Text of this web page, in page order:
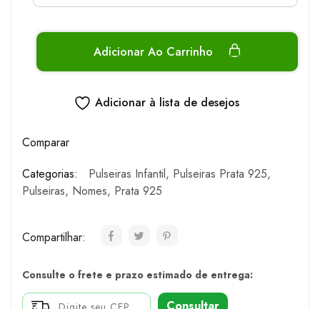
Adicionar Ao Carrinho
Adicionar à lista de desejos
Comparar
Categorias:
Pulseiras Infantil, Pulseiras Prata 925,
Pulseiras, Nomes, Prata 925
Compartilhar:
Consulte o frete e prazo estimado de entrega: